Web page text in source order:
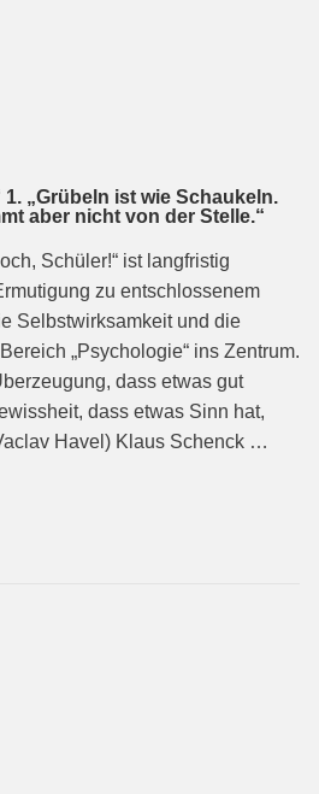
„Grübeln ist wie Schaukeln.
aber nicht von der Stelle.“
Schüler!“ ist langfristig
zu entschlossenem
Selbstwirksamkeit und die
„Psychologie“ ins Zentrum.
dass etwas gut
dass etwas Sinn hat,
Havel) Klaus Schenck …